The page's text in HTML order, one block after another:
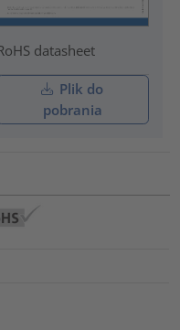
datasheet
Plik do
pobrania